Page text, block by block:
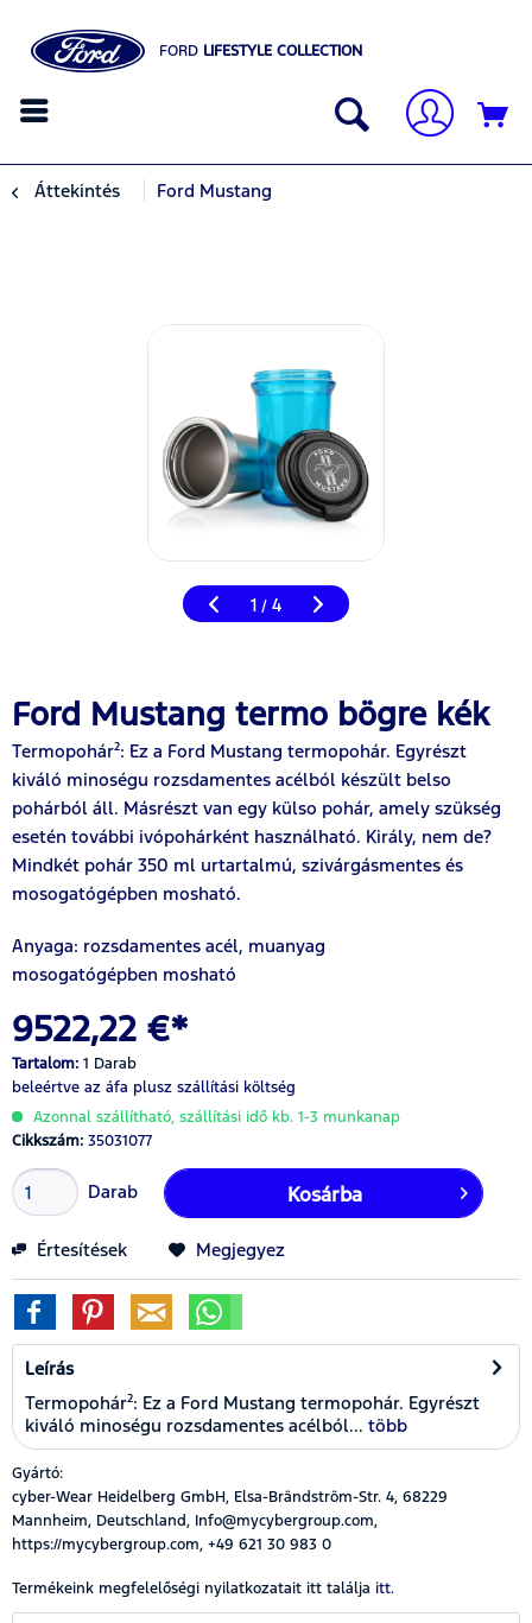
FORD LIFESTYLE COLLECTION
Áttekintés Ford Mustang
1 / 4
Ford Mustang termo bögre kék
Termopohár²: Ez a Ford Mustang termopohár. Egyrészt
kiváló minoségu rozsdamentes acélból készült belso
pohárból áll. Másrészt van egy külso pohár, amely szükség
esetén további ivópohárként használható. Király, nem de?
Mindkét pohár 350 ml urtartalmú, szivárgásmentes és
mosogatógépben mosható.
Anyaga: rozsdamentes acél, muanyag
mosogatógépben mosható
9522,22 €*
Tartalom: 1 Darab
beleértve az áfa plusz szállítási költség
Azonnal szállítható, szállítási idő kb. 1-3 munkanap
Cikkszám: 35031077
Darab Kosárba
Értesítések Megjegyez
Leírás
Termopohár²: Ez a Ford Mustang termopohár. Egyrészt
kiváló minoségu rozsdamentes acélból... több
Gyártó:
cyber-Wear Heidelberg GmbH, Elsa-Brändström-Str. 4, 68229
Mannheim, Deutschland, Info@mycybergroup.com,
https://mycybergroup.com, +49 621 30 983 0
Termékeink megfelelőségi nyilatkozatait itt találja itt.